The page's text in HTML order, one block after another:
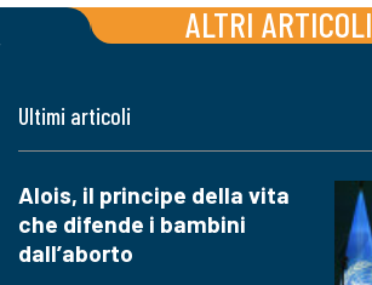
ALTRI ARTICOLI
Ultimi articoli
Alois, il principe della vita
che difende i bambini
dall’aborto